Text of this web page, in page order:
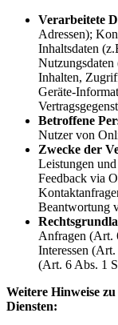
Verarbeitete
Adressen);
Inhaltsdaten
Nutzungsdaten
Inhalten,
Geräte-
Betroffene
Nutzer von
Zwecke der
Leistungen
Feedback via
Beantwortung
Anfragen (Art.
Interessen
(Art. 6 Abs. 1
Weitere Hinweise
Diensten: